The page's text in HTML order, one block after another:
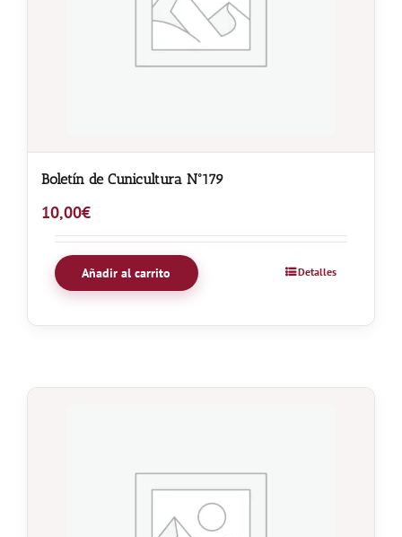
WooCommerce My Account
Boletín de Cunicultura Nº179
10,00€
Añadir al carrito Detalles